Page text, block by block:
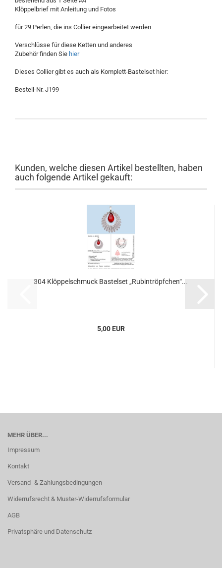
Klöppelbrief mit Anleitung und Fotos
für 29 Perlen, die ins Collier eingearbeitet werden
Verschlüsse für diese Ketten und anderes
Zubehör finden Sie hier
Dieses Collier gibt es auch als Komplett-Bastelset hier:
Bestell-Nr. J199
Kunden, welche diesen Artikel bestellten, haben
auch folgende Artikel gekauft:
304 Klöppelschmuck Bastelset „Rubintröpfchen“...
5,00 EUR
MEHR ÜBER...
Impressum
Kontakt
Versand- & Zahlungsbedingungen
Widerrufsrecht & Muster-Widerrufsformular
AGB
Privatsphäre und Datenschutz